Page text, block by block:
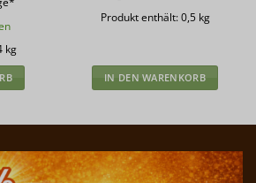
kg
Produkt enthält: 0,5 kg
IN DEN WARENKORB